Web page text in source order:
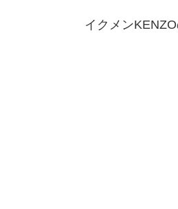
イクメン